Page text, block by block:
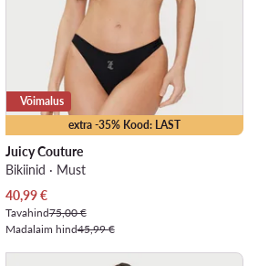
extra -35% Kood: LAST
Võimalus
Juicy Couture
Bikiinid · Must
Praegune hind
40,99€
Tavahind75,00 €
Madalaim hind45,99 €